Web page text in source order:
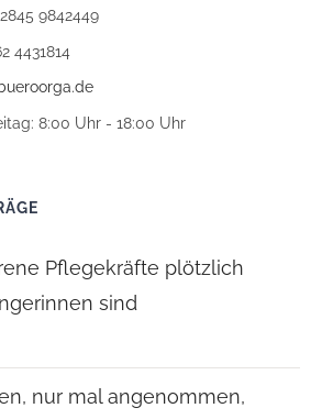
9842449
4431814
8:00 Uhr - 18:00 Uhr
Pflegekräfte plötzlich
sind
nur mal angenommen,